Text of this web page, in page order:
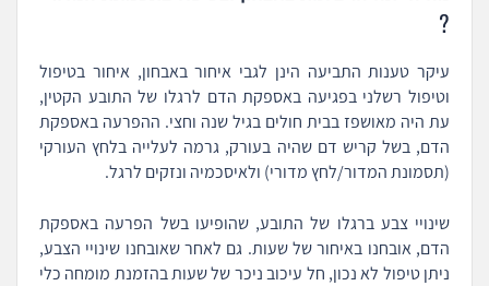
?
עיקר טענות התביעה הינן לגבי איחור באבחון, איחור בטיפול
וטיפול רשלני בפגיעה באספקת הדם לרגלו של התובע הקטין,
עת היה מאושפז בבית חולים בגיל שנה וחצי. ההפרעה באספקת
הדם, בשל קריש דם שהיה בעורק, גרמה לעלייה בלחץ העורקי
(תסמונת המדור/לחץ מדורי) ולאיסכמיה ונזקים לרגל.
שינויי צבע ברגלו של התובע, שהופיעו בשל הפרעה באספקת
הדם, אובחנו באיחור של שעות. גם לאחר שאובחנו שינויי הצבע,
ניתן טיפול לא נכון, חל עיכוב ניכר של שעות בהזמנת מומחה כלי